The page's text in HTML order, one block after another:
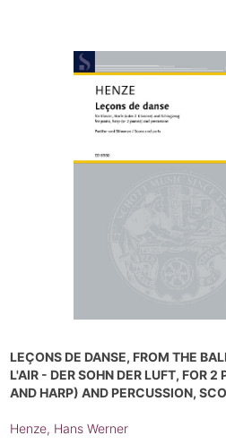
LEÇONS DE DANSE, FROM THE
L'AIR - DER SOHN DER LUFT, FOR 2
AND HARP) AND PERCUSSION,
Henze, Hans Werner